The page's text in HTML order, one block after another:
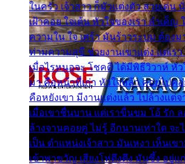
ในครัว เจ้าสาว ก็มัวแต่งตัว สวยเด่น นั่
เฝ้าคอย ใจเต้น หัวใจของเรา ลำเค็ญ
ความใน ใจ เศร้า มันร้าวระบม ต้อง
ท่ามความสุขี ช่วยงานเขาแต่ง แต่เร
เมื่อไรหนอจะ โชคดี ได้มีพิธีวิวาห์ หั
มา คือหน้าที่เก่า หัวใจหล้า คอยไปค
คือหยังเขา มีงานแต่งแล้ว ไปล้างแต่
เมื่อเขาชื่นบาน แต่เราขื่นขม โอ้ รัก
ล้างจานคอยคู่ ไม่รู้ อีกนานเท่าใด จะ
เป็น ตำแหน่งเจ้าสาว มันเหงา เห็นเ
เข้าพาขวัญ เสียงโห่ตึงตึง มันซึ้ง อยู่แ